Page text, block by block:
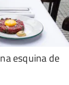
esquina de